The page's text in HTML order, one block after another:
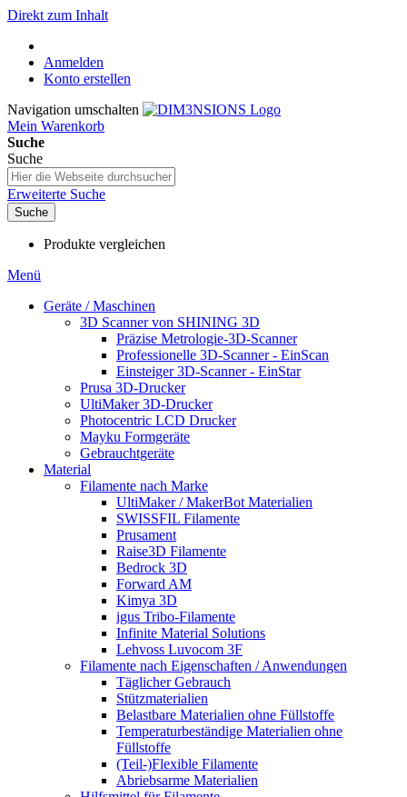
Direkt zum Inhalt
Anmelden
Konto erstellen
Navigation umschalten
Mein Warenkorb
Suche
Suche
Erweiterte Suche
Suche
Produkte vergleichen
Menü
Geräte / Maschinen
3D Scanner von SHINING 3D
Präzise Metrologie-3D-Scanner
Professionelle 3D-Scanner - EinScan
Einsteiger 3D-Scanner - EinStar
Prusa 3D-Drucker
UltiMaker 3D-Drucker
Photocentric LCD Drucker
Mayku Formgeräte
Gebrauchtgeräte
Material
Filamente nach Marke
UltiMaker / MakerBot Materialien
SWISSFIL Filamente
Prusament
Raise3D Filamente
Bedrock 3D
Forward AM
Kimya 3D
igus Tribo-Filamente
Infinite Material Solutions
Lehvoss Luvocom 3F
Filamente nach Eigenschaften / Anwendungen
Täglicher Gebrauch
Stützmaterialien
Belastbare Materialien ohne Füllstoffe
Temperaturbeständige Materialien ohne
Füllstoffe
(Teil-)Flexible Filamente
Abriebsarme Materialien